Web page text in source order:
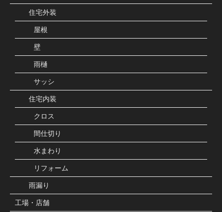
住宅外装
屋根
壁
雨樋
サッシ
住宅内装
クロス
間仕切り
水まわり
リフォーム
雨漏り
工場・店舗